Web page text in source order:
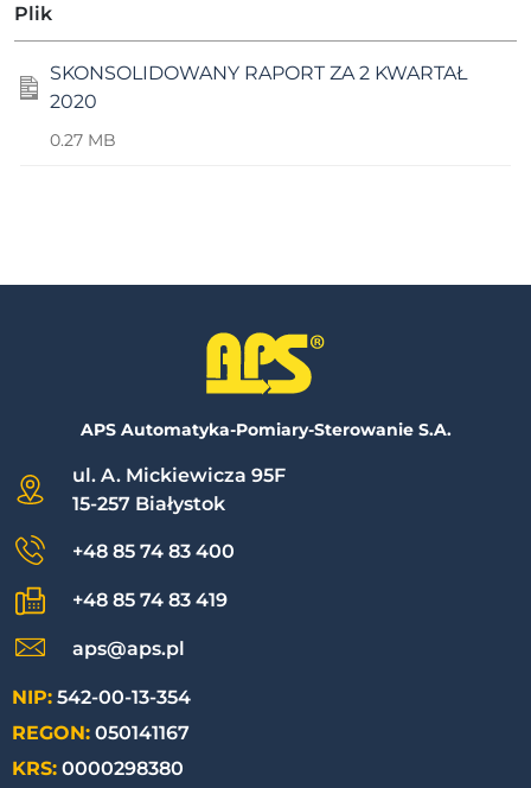
Plik
SKONSOLIDOWANY RAPORT ZA 2 KWARTAŁ
2020
0.27 MB
APS Automatyka-Pomiary-Sterowanie S.A.
ul. A. Mickiewicza 95F
15-257 Białystok
+48 85 74 83 400
+48 85 74 83 419
aps@aps.pl
NIP: 542-00-13-354
REGON: 050141167
KRS: 0000298380